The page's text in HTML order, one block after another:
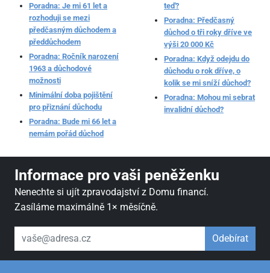
Poradna: Je mi 61 let a
rozhoduji se mezi
předčasným důchodem a
předdůchodem
Poradna: Ročník narození
1963 a důchodové
možnosti
Minimální doba pojištění
pro přiznání důchodu
Poradna: Bude mi 66 let a
nemám pořád důchod
teď?
Poradna: Předčasný
důchod o tři roky dříve ve
výši 20 000 Kč
Poradna: Když odejdu do
důchodu o rok dříve, o
kolik se mi sníží důchod?
Poradna: Mohou mi sebrat
invalidní důchod?
Informace pro vaši peněženku
Nenechte si ujít zpravodajství z Domu financí.
Zasíláme maximálně 1× měsíčně.
váš email Odebírat